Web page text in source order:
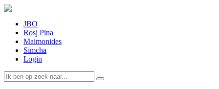
JBO
Rosj Pina
Maimonides
Simcha
Login